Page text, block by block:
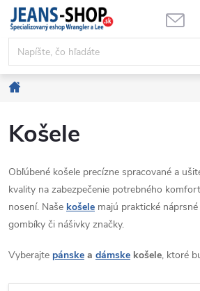
Prejsť
obsah
Košele
Obľúbené košele precízne spracované a
kvality na zabezpečenie potrebného
nosení. Naše košele majú praktické
gombíky či nášivky značky.
Vyberajte pánske a dámske košele, ktoré